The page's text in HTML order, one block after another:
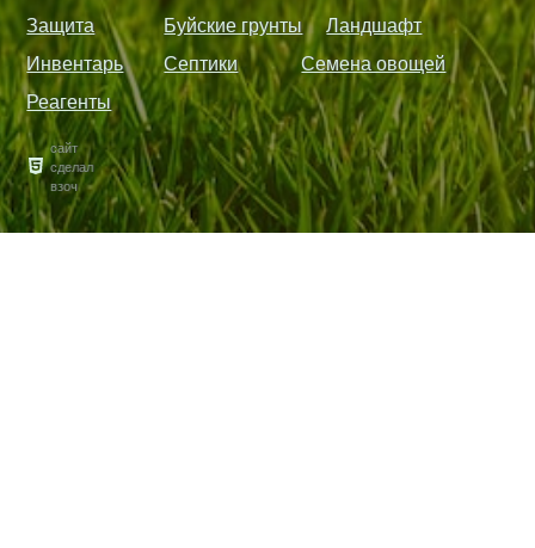
Защита
Буйские грунты
Ландшафт
Инвентарь
Септики
Семена овощей
Реагенты
сайт
сделал
взоч